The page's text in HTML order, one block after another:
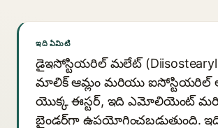
ఇది ఏమిటి
డైఇసోస్టియరిల్ మలేట్ (Diisostearyl
మాలిక్ ఆమ్లం మరియు ఐసోస్టియరిల్
యొక్క ఈస్టర్, ఇది ఎమోలియెంట్
బైండర్‌గా ఉపయోగించబడుతుంది.